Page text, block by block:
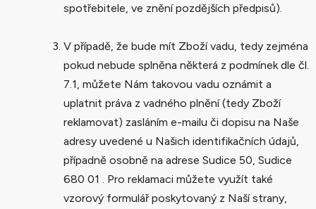
spotřebitele, ve znění pozdějších předpisů).
V případě, že bude mít Zboží vadu, tedy zejména
pokud nebude splněna některá z podmínek dle čl.
7.1, můžete Nám takovou vadu oznámit a
uplatnit práva z vadného plnění (tedy Zboží
reklamovat) zasláním e-mailu či dopisu na Naše
adresy uvedené u Našich identifikačních údajů,
případně osobně na adrese Sudice 50, Sudice
680 01 . Pro reklamaci můžete využít také
vzorový formulář poskytovaný z Naší strany,